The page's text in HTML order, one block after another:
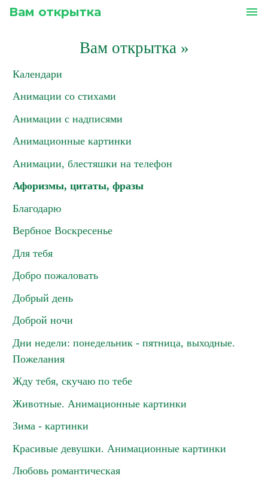
Вам открытка menu
Вам открытка»
Календари
Анимации со стихами
Анимации с надписями
Анимационные картинки
Анимации, блестяшки на телефон
Афоризмы, цитаты, фразы
Благодарю
Вербное Воскресенье
Для тебя
Добро пожаловать
Добрый день
Доброй ночи
Дни недели: понедельник - пятница, выходные.
Пожелания
Жду тебя, скучаю по тебе
Животные. Анимационные картинки
Зима - картинки
Красивые девушки. Анимационные картинки
Любовь романтическая